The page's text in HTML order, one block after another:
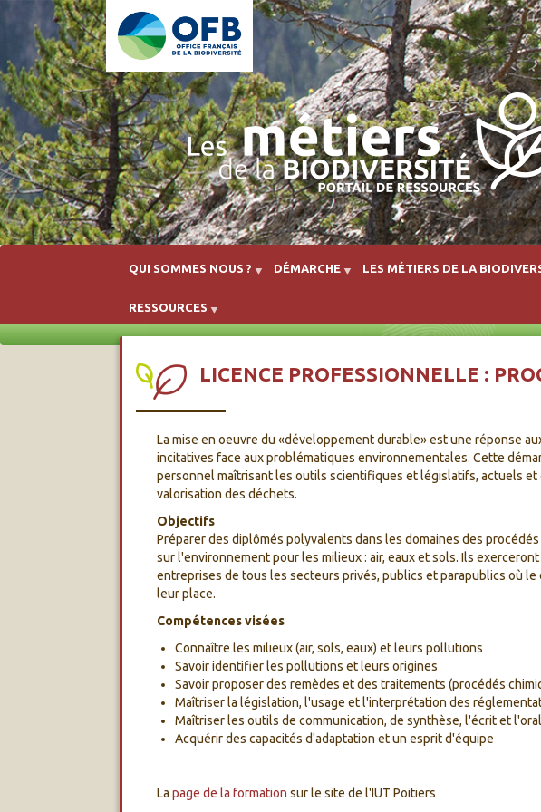
QUI SOMMES NOUS ? DÉMARCHE LES MÉTIERS DE LA
RESSOURCES
LICENCE PROFESSIONNELLE :
La mise en oeuvre du «développement durable» est une réponse
incitatives face aux problématiques environnementales. Cette
personnel maîtrisant les outils scientifiques et législatifs, actuels
valorisation des déchets.
Objectifs
Préparer des diplômés polyvalents dans les domaines des
sur l'environnement pour les milieux : air, eaux et sols. Ils
entreprises de tous les secteurs privés, publics et parapublics où
leur place.
Compétences visées
Connaître les milieux (air, sols, eaux) et leurs pollutions
Savoir identifier les pollutions et leurs origines
Savoir proposer des remèdes et des traitements (procédés
Maîtriser la législation, l'usage et l'interprétation des
Maîtriser les outils de communication, de synthèse, l'écrit et
Acquérir des capacités d'adaptation et un esprit d'équipe
La page de la formation sur le site de l'IUT Poitiers